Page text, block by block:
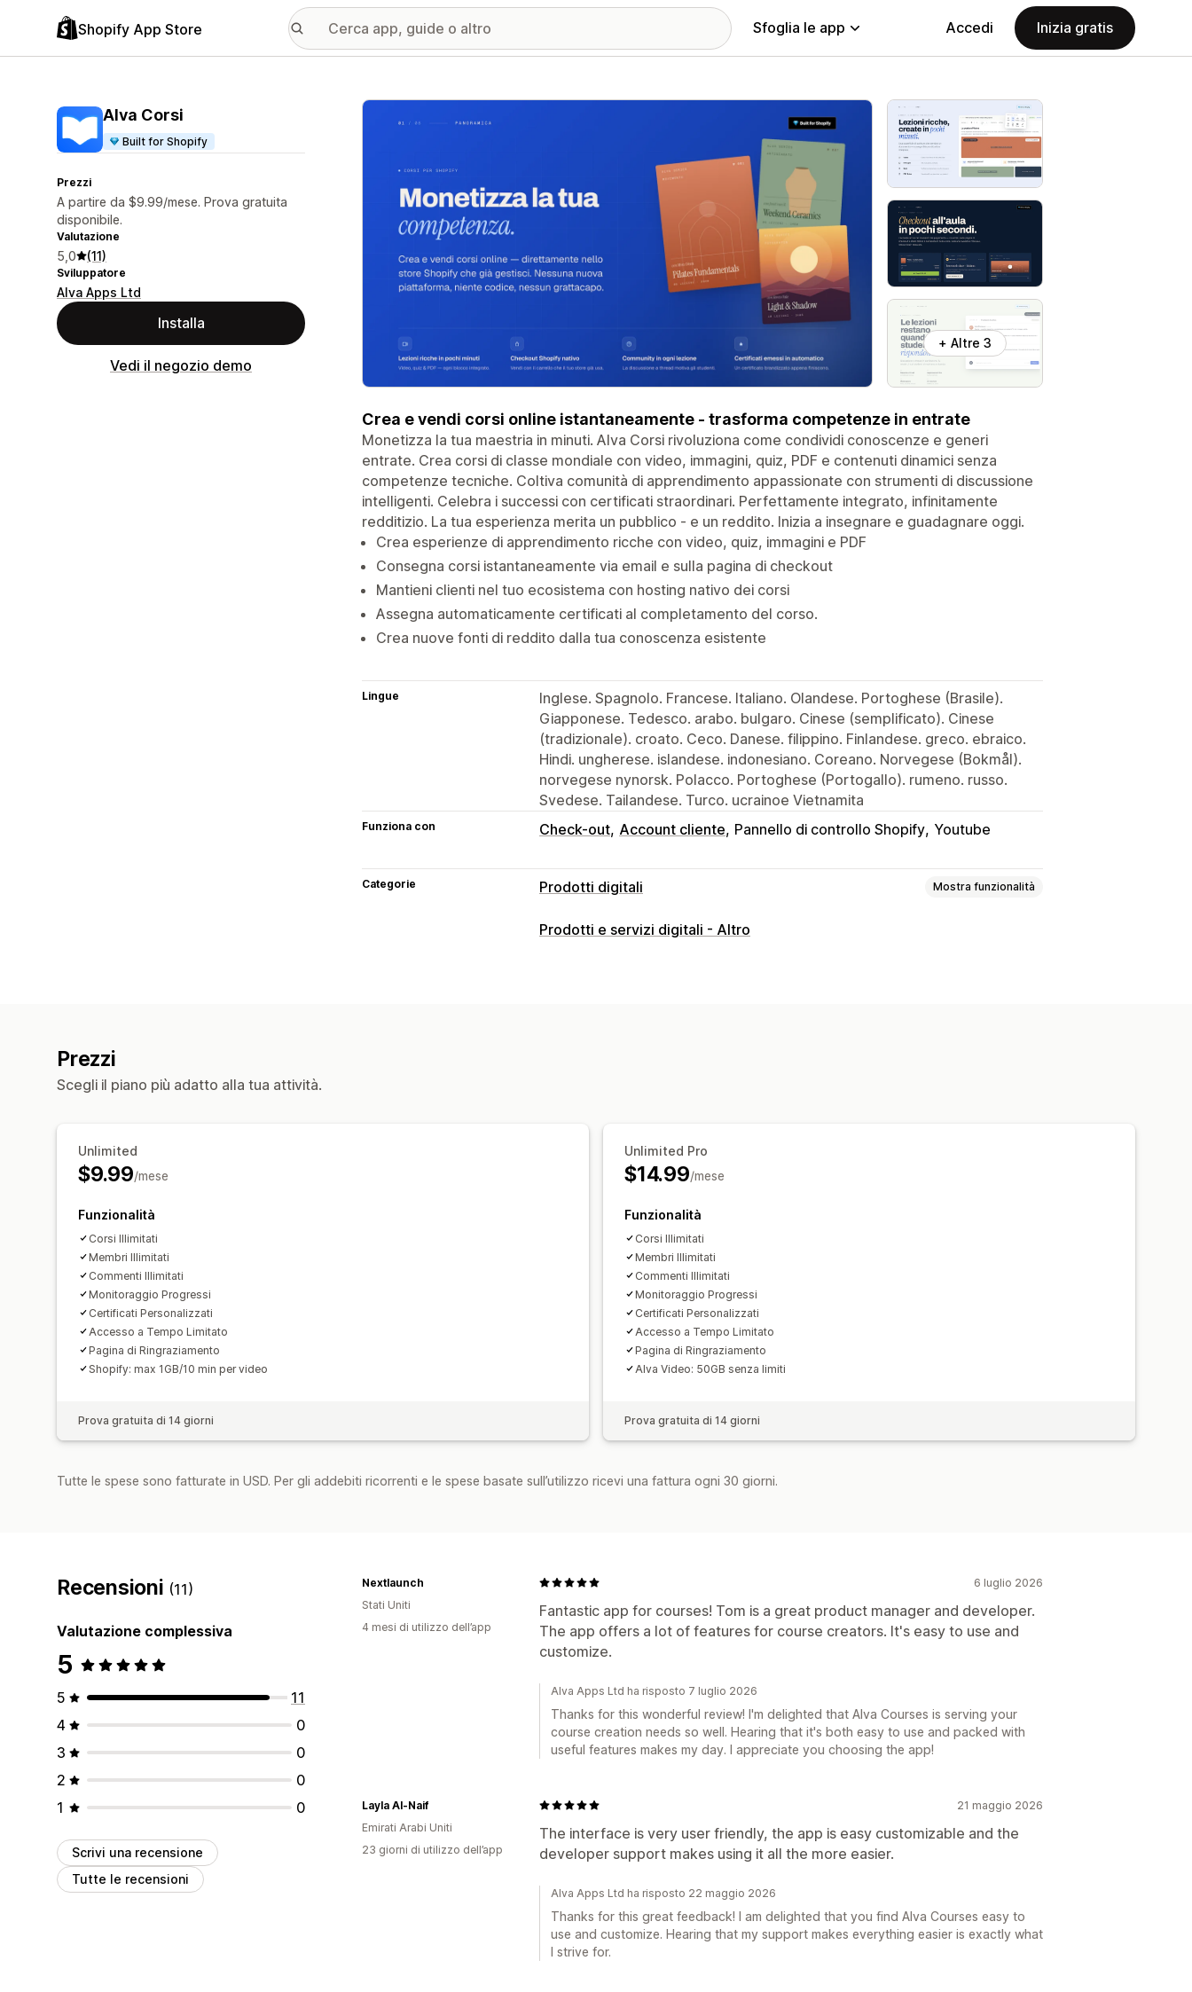
Shopify App Store Sfoglia le app Accedi Inizia gratis
Alva Corsi
Built for Shopify
Prezzi
A partire da $9.99/mese. Prova gratuita
disponibile.
Valutazione
5,0 (11)
Sviluppatore
Alva Apps Ltd
Installa
Vedi il negozio demo
Galleria immagini in evidenza
+ Altre 3
Crea e vendi corsi online istantaneamente - trasforma competenze in entrate
Monetizza la tua maestria in minuti. Alva Corsi rivoluziona come condividi conoscenze e generi
entrate. Crea corsi di classe mondiale con video, immagini, quiz, PDF e contenuti dinamici senza
competenze tecniche. Coltiva comunità di apprendimento appassionate con strumenti di discussione
intelligenti. Celebra i successi con certificati straordinari. Perfettamente integrato, infinitamente
redditizio. La tua esperienza merita un pubblico - e un reddito. Inizia a insegnare e guadagnare oggi.
Crea esperienze di apprendimento ricche con video, quiz, immagini e PDF
Consegna corsi istantaneamente via email e sulla pagina di checkout
Mantieni clienti nel tuo ecosistema con hosting nativo dei corsi
Assegna automaticamente certificati al completamento del corso.
Crea nuove fonti di reddito dalla tua conoscenza esistente
Lingue
Inglese. Spagnolo. Francese. Italiano. Olandese. Portoghese (Brasile).
Giapponese. Tedesco. arabo. bulgaro. Cinese (semplificato). Cinese
(tradizionale). croato. Ceco. Danese. filippino. Finlandese. greco. ebraico.
Hindi. ungherese. islandese. indonesiano. Coreano. Norvegese (Bokmål).
norvegese nynorsk. Polacco. Portoghese (Portogallo). rumeno. russo.
Svedese. Tailandese. Turco. ucrainoe Vietnamita
Funziona con Check-out Account cliente Pannello di controllo Shopify Youtube
Categorie Prodotti digitali Mostra funzionalità
Tipi di prodotto
Prodotti e servizi digitali - Altro
Prezzi
Scegli il piano più adatto alla tua attività.
Unlimited
$9.99/mese
Funzionalità
Corsi Illimitati
Membri Illimitati
Commenti Illimitati
Monitoraggio Progressi
Certificati Personalizzati
Accesso a Tempo Limitato
Pagina di Ringraziamento
Shopify: max 1GB/10 min per video
Prova gratuita di 14 giorni
Unlimited Pro
$14.99/mese
Funzionalità
Corsi Illimitati
Membri Illimitati
Commenti Illimitati
Monitoraggio Progressi
Certificati Personalizzati
Accesso a Tempo Limitato
Pagina di Ringraziamento
Alva Video: 50GB senza limiti
Prova gratuita di 14 giorni
Tutte le spese sono fatturate in USD. Per gli addebiti ricorrenti e le spese basate sull’utilizzo ricevi una fattura ogni 30 giorni.
Recensioni (11)
Valutazione complessiva
5
5
11
4
0
3
0
2
0
1
0
Scrivi una recensione
Tutte le recensioni
6 luglio 2026
Fantastic app for courses! Tom is a great product manager and developer.
The app offers a lot of features for course creators. It's easy to use and
customize.
Nextlaunch
Stati Uniti
4 mesi di utilizzo dell’app
Alva Apps Ltd ha risposto 7 luglio 2026
Thanks for this wonderful review! I'm delighted that Alva Courses is serving your
course creation needs so well. Hearing that it's both easy to use and packed with
useful features makes my day. I appreciate you choosing the app!
21 maggio 2026
The interface is very user friendly, the app is easy customizable and the
developer support makes using it all the more easier.
Layla Al-Naif
Emirati Arabi Uniti
23 giorni di utilizzo dell’app
Alva Apps Ltd ha risposto 22 maggio 2026
Thanks for this great feedback! I am delighted that you find Alva Courses easy to
use and customize. Hearing that my support makes everything easier is exactly what
I strive for.